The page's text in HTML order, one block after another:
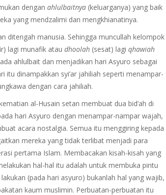
dengan ahlulbaitnya(keluarganya) yang baik
yang mendzalimi dan mengkhianatinya.
ditengah manusia. Sehingga muncullah kelompok
lagi munafik atau dhoolah(sesat) lagi qhawiah
ahlulbait dan menjadikan hari Asyuro sebagai
itu dinampakkan syi’ar jahiliah seperti menampar-
dengan cara jahiliah.
al-Husain setan membuat dua bid’ah di
hari Asyuro dengan menampar-nampar wajah,
acara nostalgia. Semua itu menggiring kepada
mereka yang tidak terlibat menjadi para
pertama Islam. Membacakan kisah-kisah yang
hal-hal itu adalah untuk membuka pintu
(pada hari asyuro) bukanlah hal yang wajib,
kaum muslimin. Perbuatan-perbuatan itu